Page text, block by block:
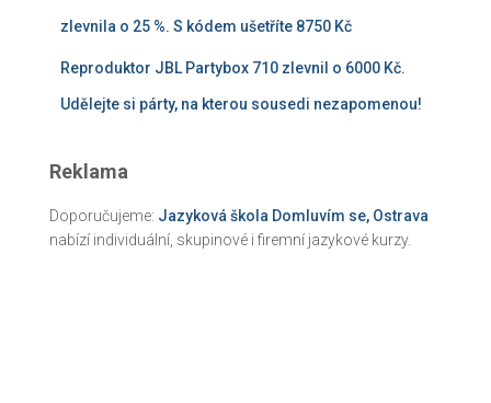
zlevnila o 25 %. S kódem ušetříte 8750 Kč
Reproduktor JBL Partybox 710 zlevnil o 6000 Kč.
Udělejte si párty, na kterou sousedi nezapomenou!
Reklama
Doporučujeme: Jazyková škola Domluvím se, Ostrava
nabízí individuální, skupinové i firemní jazykové kurzy.